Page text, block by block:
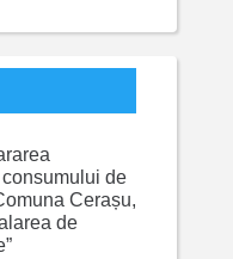
de
Cerașu,
de